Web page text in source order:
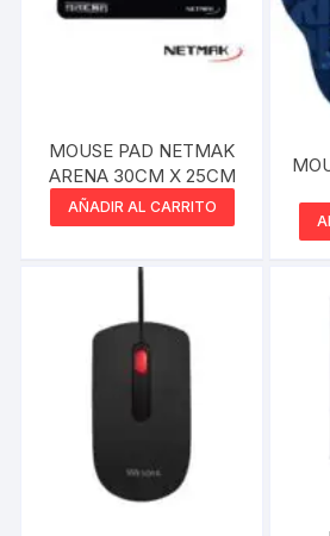
MOUSE PAD NETMAK
ARENA 30CM X 25CM
AÑADIR AL CARRITO